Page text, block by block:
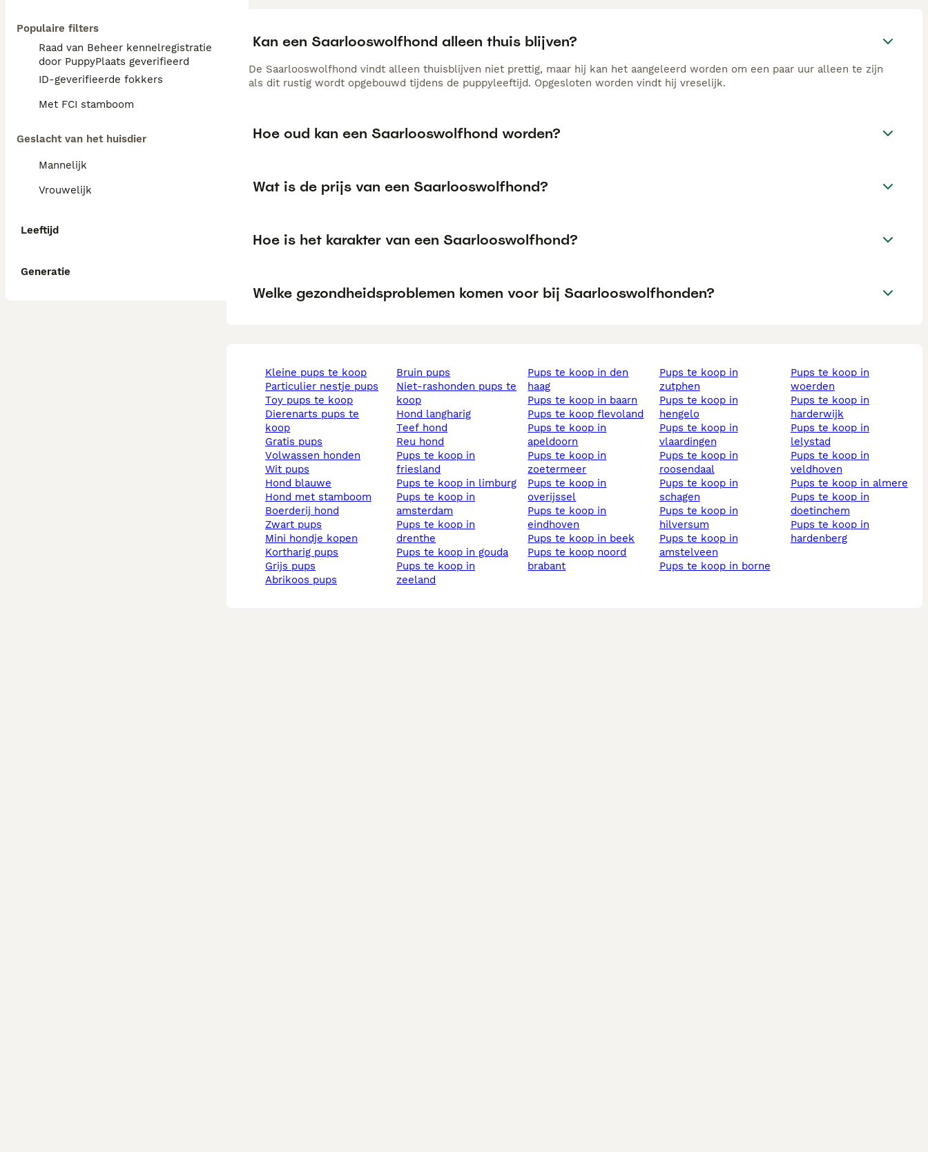
Populaire filters
Raad van Beheer kennelregistratie
door PuppyPlaats geverifieerd
ID-geverifieerde fokkers
Met FCI stamboom
Geslacht van het huisdier
Mannelijk
Vrouwelijk
Leeftijd
Generatie
Kan een Saarlooswolfhond alleen thuis blijven?
De Saarlooswolfhond vindt alleen thuisblijven niet prettig, maar hij kan het aangeleerd worden om een paar uur alleen te zijn
als dit rustig wordt opgebouwd tijdens de puppyleeftijd. Opgesloten worden vindt hij vreselijk.
Hoe oud kan een Saarlooswolfhond worden?
Wat is de prijs van een Saarlooswolfhond?
Hoe is het karakter van een Saarlooswolfhond?
Welke gezondheidsproblemen komen voor bij Saarlooswolfhonden?
kleine pups te koop
particulier nestje pups
toy pups te koop
dierenarts pups te
koop
gratis pups
volwassen honden
wit pups
hond blauwe
hond met stamboom
boerderij hond
zwart pups
mini hondje kopen
kortharig pups
grijs pups
abrikoos pups
bruin pups
niet-rashonden pups te
koop
hond langharig
teef hond
reu hond
pups te koop in
friesland
pups te koop in limburg
pups te koop in
amsterdam
pups te koop in
drenthe
pups te koop in gouda
pups te koop in
zeeland
pups te koop in den
haag
pups te koop in baarn
pups te koop flevoland
pups te koop in
apeldoorn
pups te koop in
zoetermeer
pups te koop in
overijssel
pups te koop in
eindhoven
pups te koop in beek
pups te koop noord
brabant
pups te koop in
zutphen
pups te koop in
hengelo
pups te koop in
vlaardingen
pups te koop in
roosendaal
pups te koop in
schagen
pups te koop in
hilversum
pups te koop in
amstelveen
pups te koop in borne
pups te koop in
woerden
pups te koop in
harderwijk
pups te koop in
lelystad
pups te koop in
veldhoven
pups te koop in almere
pups te koop in
doetinchem
pups te koop in
hardenberg